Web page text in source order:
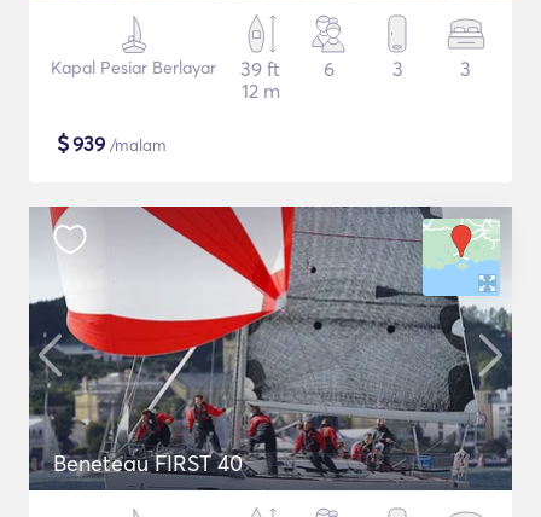
Kapal Pesiar Berlayar
39 ft
12 m
6 3 3
$939 /malam
Beneteau FIRST 40